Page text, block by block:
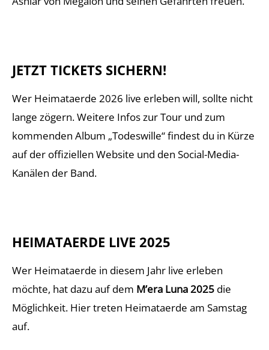
JETZT TICKETS SICHERN!
Wer Heimataerde 2026 live erleben will, sollte nicht
lange zögern. Weitere Infos zur Tour und zum
kommenden Album „Todeswille“ findest du in Kürze
auf der offiziellen Website und den Social-Media-
Kanälen der Band.
HEIMATAERDE LIVE 2025
Wer Heimataerde in diesem Jahr live erleben
möchte, hat dazu auf dem M’era Luna 2025 die
Möglichkeit. Hier treten Heimataerde am Samstag
auf.